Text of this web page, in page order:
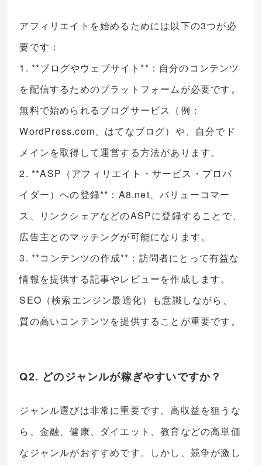
アフィリエイトを始めるためには以下の3つが必
要です：
1. **ブログやウェブサイト**：自分のコンテンツ
を配信するためのプラットフォームが必要です。
無料で始められるブログサービス（例：
WordPress.com、はてなブログ）や、自分でド
メインを取得して運営する方法があります。
2. **ASP（アフィリエイト・サービス・プロバ
イダー）への登録**：A8.net、バリューコマー
ス、リンクシェアなどのASPに登録することで、
広告主とのマッチングが可能になります。
3. **コンテンツの作成**：訪問者にとって有益な
情報を提供する記事やレビューを作成します。
SEO（検索エンジン最適化）も意識しながら、
質の高いコンテンツを提供することが重要です。
Q2. どのジャンルが稼ぎやすいですか？
ジャンル選びは非常に重要です。高収益を狙うな
ら、金融、健康、ダイエット、教育などの高単価
なジャンルがおすすめです。しかし、競争が激し